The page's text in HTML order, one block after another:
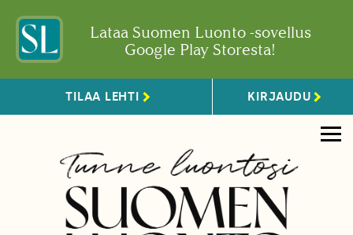
Lataa Suomen Luonto -sovellus
Google Play Storesta!
TILAA LEHTI KIRJAUDU